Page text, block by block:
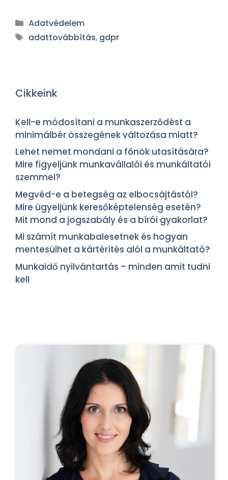
Adatvédelem
adattovábbítás, gdpr
Cikkeink
Kell-e módosítani a munkaszerződést a
minimálbér összegének változása miatt?
Lehet nemet mondani a főnök utasítására?
Mire figyeljünk munkavállalói és munkáltatói
szemmel?
Megvéd-e a betegség az elbocsájtástól?
Mire ügyeljünk keresőképtelenség esetén?
Mit mond a jogszabály és a bírói gyakorlat?
Mi számít munkabalesetnek és hogyan
mentesülhet a kártérítés alól a munkáltató?
Munkaidő nyilvántartás – minden amit tudni
kell